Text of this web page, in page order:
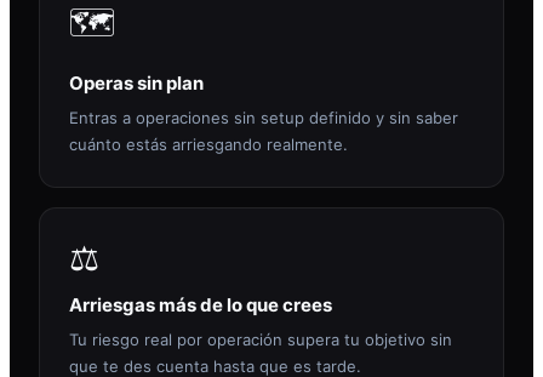
🗺️
Operas sin plan
Entras a operaciones sin setup definido y sin saber
cuánto estás arriesgando realmente.
⚖️
Arriesgas más de lo que crees
Tu riesgo real por operación supera tu objetivo sin
que te des cuenta hasta que es tarde.